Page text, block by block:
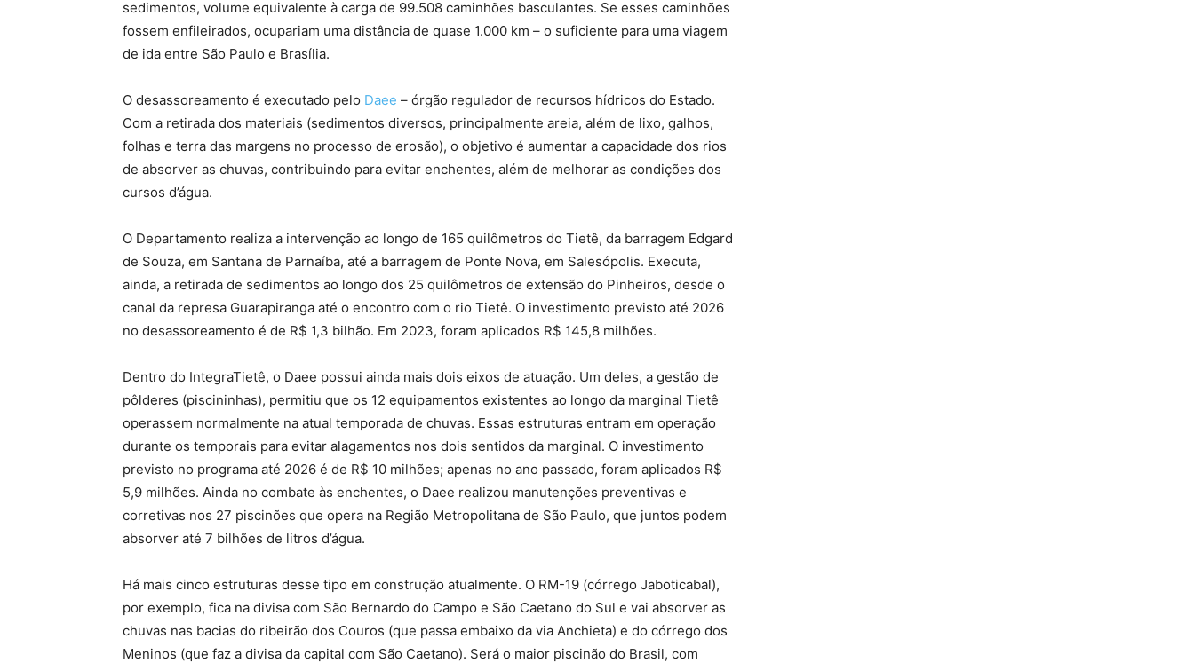
sedimentos, volume equivalente à carga de 99.508 caminhões basculantes. Se esses caminhões
fossem enfileirados, ocupariam uma distância de quase 1.000 km – o suficiente para uma viagem
de ida entre São Paulo e Brasília.
O desassoreamento é executado pelo Daee – órgão regulador de recursos hídricos do Estado.
Com a retirada dos materiais (sedimentos diversos, principalmente areia, além de lixo, galhos,
folhas e terra das margens no processo de erosão), o objetivo é aumentar a capacidade dos rios
de absorver as chuvas, contribuindo para evitar enchentes, além de melhorar as condições dos
cursos d’água.
O Departamento realiza a intervenção ao longo de 165 quilômetros do Tietê, da barragem Edgard
de Souza, em Santana de Parnaíba, até a barragem de Ponte Nova, em Salesópolis. Executa,
ainda, a retirada de sedimentos ao longo dos 25 quilômetros de extensão do Pinheiros, desde o
canal da represa Guarapiranga até o encontro com o rio Tietê. O investimento previsto até 2026
no desassoreamento é de R$ 1,3 bilhão. Em 2023, foram aplicados R$ 145,8 milhões.
Dentro do IntegraTietê, o Daee possui ainda mais dois eixos de atuação. Um deles, a gestão de
pôlderes (piscininhas), permitiu que os 12 equipamentos existentes ao longo da marginal Tietê
operassem normalmente na atual temporada de chuvas. Essas estruturas entram em operação
durante os temporais para evitar alagamentos nos dois sentidos da marginal. O investimento
previsto no programa até 2026 é de R$ 10 milhões; apenas no ano passado, foram aplicados R$
5,9 milhões. Ainda no combate às enchentes, o Daee realizou manutenções preventivas e
corretivas nos 27 piscinões que opera na Região Metropolitana de São Paulo, que juntos podem
absorver até 7 bilhões de litros d’água.
Há mais cinco estruturas desse tipo em construção atualmente. O RM-19 (córrego Jaboticabal),
por exemplo, fica na divisa com São Bernardo do Campo e São Caetano do Sul e vai absorver as
chuvas nas bacias do ribeirão dos Couros (que passa embaixo da via Anchieta) e do córrego dos
Meninos (que faz a divisa da capital com São Caetano). Será o maior piscinão do Brasil, com